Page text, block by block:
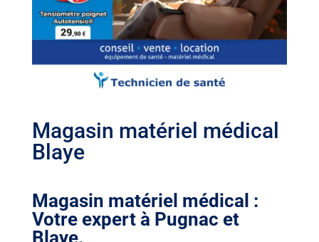
Magasin matériel médical
Blaye
Magasin matériel médical :
Votre expert à Pugnac et